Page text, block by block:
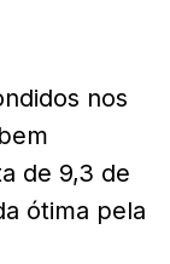
nos
de 9,3 de
ótima pela